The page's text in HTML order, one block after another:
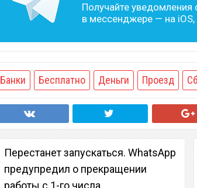
Получайте
в мессенджере — на
Банки Бесплатно Деньги Проезд
Перестанет запускаться. WhatsApp
предупредил о прекращении
работы с 1-го числа